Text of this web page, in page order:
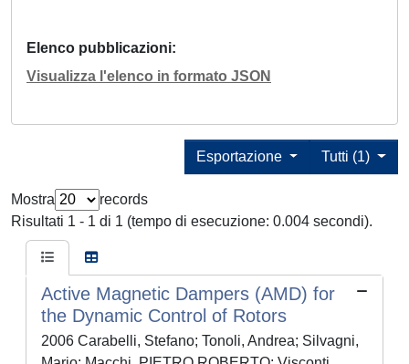
Elenco pubblicazioni
Visualizza l'elenco in formato JSON
Tutti (1)
Esportazione
Mostra
records
Risultati 1 - 1 di 1 (tempo di esecuzione: 0.004 secondi).
Active Magnetic Dampers (AMD) for
the Dynamic Control of Rotors
2006 Carabelli, Stefano; Tonoli, Andrea; Silvagni,